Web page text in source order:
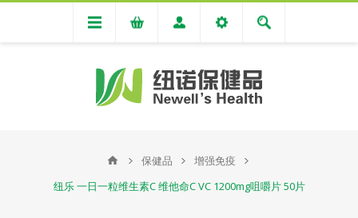
保健品
增强免疫
纽乐 一日一粒维生素C 维他命C VC 1200mg咀嚼片 50片